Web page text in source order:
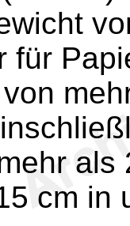
für
cm in